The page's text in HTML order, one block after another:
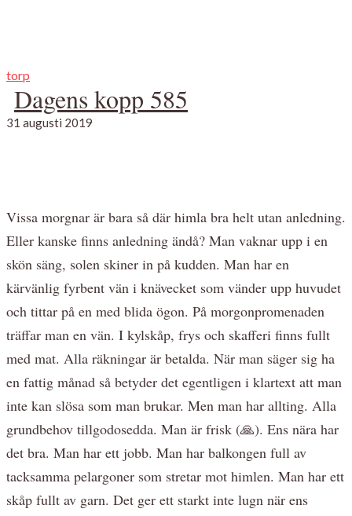
torp
Dagens kopp 585
31 augusti 2019
Vissa morgnar är bara så där himla bra helt utan anledning.
Eller kanske finns anledning ändå? Man vaknar upp i en
skön säng, solen skiner in på kudden. Man har en
kärvänlig fyrbent vän i knävecket som vänder upp huvudet
och tittar på en med blida ögon. På morgonpromenaden
träffar man en vän. I kylskåp, frys och skafferi finns fullt
med mat. Alla räkningar är betalda. När man säger sig ha
en fattig månad så betyder det egentligen i klartext att man
inte kan slösa som man brukar. Men man har allting. Alla
grundbehov tillgodosedda. Man är frisk (🙏). Ens nära har
det bra. Man har ett jobb. Man har balkongen full av
tacksamma pelargoner som stretar mot himlen. Man har ett
skåp fullt av garn. Det ger ett starkt inte lugn när ens